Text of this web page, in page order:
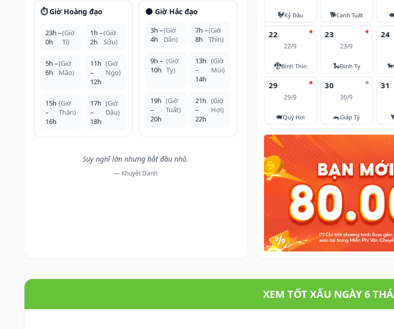
⏱️ Giờ Hoàng đạo
23h –
0h
(Giờ
Tí)
1h –
2h
(Giờ
Sửu)
5h –
6h
(Giờ
Mão)
11h
–
12h
(Giờ
Ngọ)
15h
–
16h
(Giờ
Thân)
17h
–
18h
(Giờ
Dậu)
🌑 Giờ Hắc đạo
3h –
4h
(Giờ
Dần)
7h –
8h
(Giờ
Thìn)
9h –
10h
(Giờ
Tỵ)
13h
–
14h
(Giờ
Mùi)
19h
–
20h
(Giờ
Tuất)
21h
–
22h
(Giờ
Hợi)
Suy nghĩ lớn nhưng bắt đầu nhỏ.
— Khuyết Danh
🐓Kỷ Dậu 🐕Canh Tuất
22
22/9
🐉Bính Thìn
23
23/9
🐍Đinh Tỵ
24
🐎
29
29/9
🐖Quý Hợi
30
30/9
🐀Giáp Tý
31
XEM TỐT XẤU NGÀY 6